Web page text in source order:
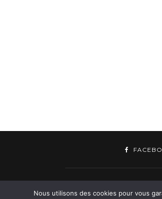
Nous utilisons des cookies pour vous